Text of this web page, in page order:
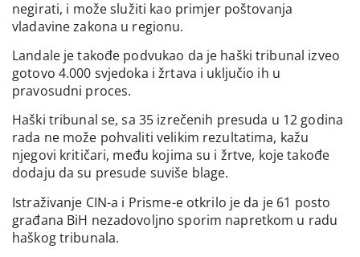
negirati, i može služiti kao primjer poštovanja
vladavine zakona u regionu.
Landale je takođe podvukao da je haški tribunal izveo
gotovo 4.000 svjedoka i žrtava i uključio ih u
pravosudni proces.
Haški tribunal se, sa 35 izrečenih presuda u 12 godina
rada ne može pohvaliti velikim rezultatima, kažu
njegovi kritičari, među kojima su i žrtve, koje takođe
dodaju da su presude suviše blage.
Istraživanje CIN-a i Prisme-e otkrilo je da je 61 posto
građana BiH nezadovoljno sporim napretkom u radu
haškog tribunala.